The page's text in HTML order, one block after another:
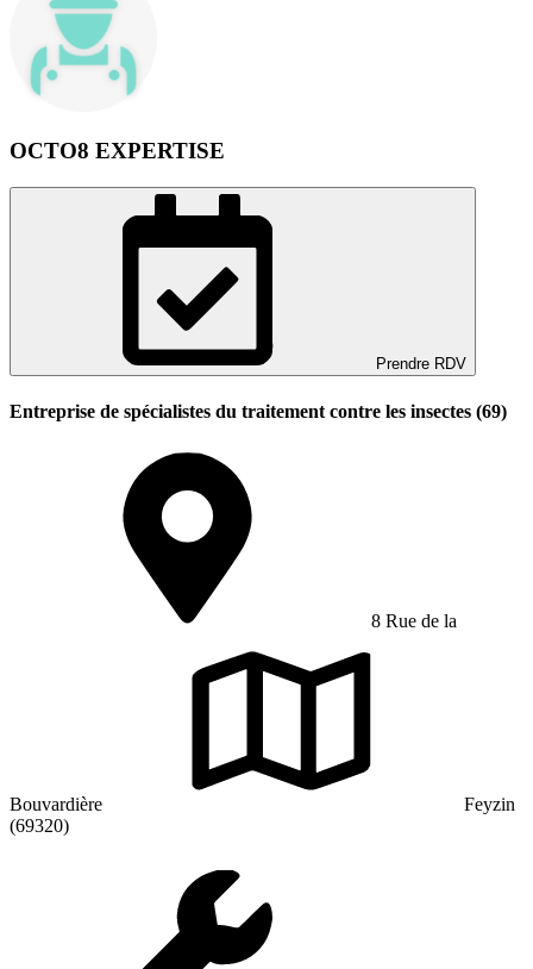
OCTO8 EXPERTISE
Prendre RDV
Entreprise de spécialistes du traitement contre les insectes (69)
8 Rue de la
Bouvardière
Feyzin
(69320)